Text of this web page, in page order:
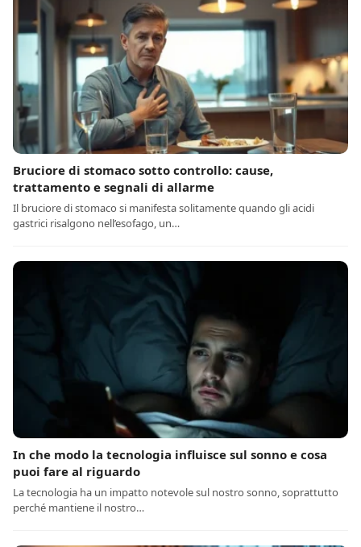
Bruciore di stomaco sotto controllo: cause,
trattamento e segnali di allarme
Il bruciore di stomaco si manifesta solitamente quando gli acidi
gastrici risalgono nell’esofago, un…
In che modo la tecnologia influisce sul sonno e cosa
puoi fare al riguardo
La tecnologia ha un impatto notevole sul nostro sonno, soprattutto
perché mantiene il nostro…